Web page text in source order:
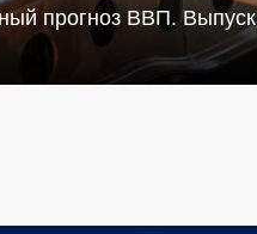
прогноз ВВП. Выпуск